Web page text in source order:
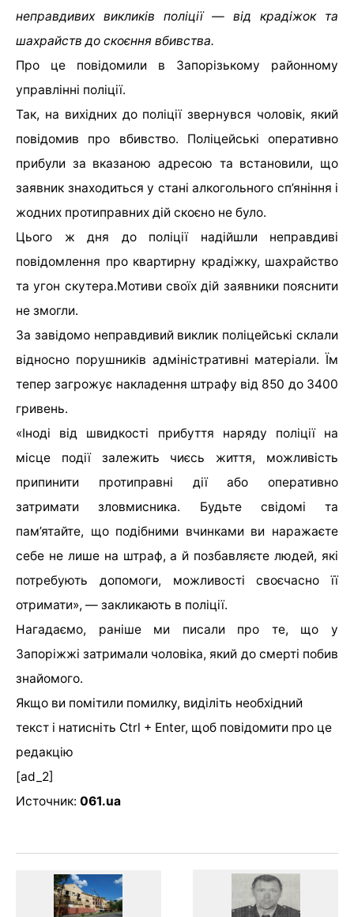
неправдивих викликів поліції — від крадіжок та
шахрайств до скоєння вбивства.
Про це повідомили в Запорізькому районному
управлінні поліції.
Так, на вихідних до поліції звернувся чоловік, який
повідомив про вбивство. Поліцейські оперативно
прибули за вказаною адресою та встановили, що
заявник знаходиться у стані алкогольного сп’яніння і
жодних протиправних дій скоєно не було.
Цього ж дня до поліції надійшли неправдиві
повідомлення про квартирну крадіжку, шахрайство
та угон скутера.Мотиви своїх дій заявники пояснити
не змогли.
За завідомо неправдивий виклик поліцейські склали
відносно порушників адміністративні матеріали. Їм
тепер загрожує накладення штрафу від 850 до 3400
гривень.
«Іноді від швидкості прибуття наряду поліції на
місце події залежить чиєсь життя, можливість
припинити протиправні дії або оперативно
затримати зловмисника. Будьте свідомі та
пам’ятайте, що подібними вчинками ви наражаєте
себе не лише на штраф, а й позбавляєте людей, які
потребують допомоги, можливості своєчасно її
отримати», — закликають в поліції.
Нагадаємо, раніше ми писали про те, що у
Запоріжжі затримали чоловіка, який до смерті побив
знайомого.
Якщо ви помітили помилку, виділіть необхідний
текст і натисніть Ctrl + Enter, щоб повідомити про це
редакцію
[ad_2]
Источник: 061.ua